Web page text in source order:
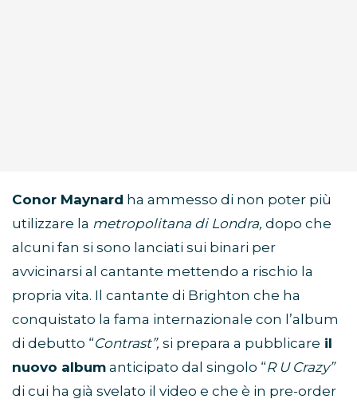
Conor Maynard ha ammesso di non poter più
utilizzare la metropolitana di Londra, dopo che
alcuni fan si sono lanciati sui binari per
avvicinarsi al cantante mettendo a rischio la
propria vita. Il cantante di Brighton che ha
conquistato la fama internazionale con l’album
di debutto “Contrast”, si prepara a pubblicare il
nuovo album anticipato dal singolo “R U Crazy”
di cui ha già svelato il video e che è in pre-order